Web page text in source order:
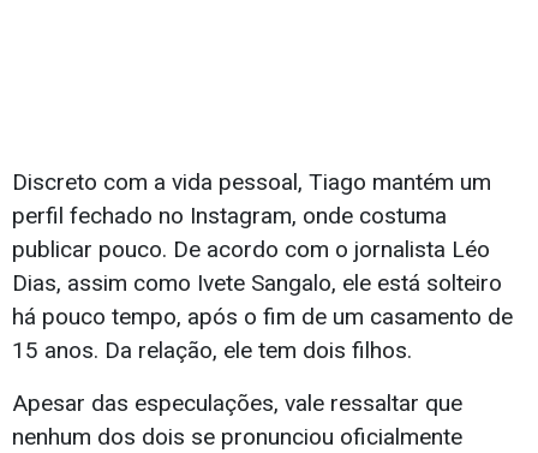
Discreto com a vida pessoal, Tiago mantém um
perfil fechado no Instagram, onde costuma
publicar pouco. De acordo com o jornalista Léo
Dias, assim como Ivete Sangalo, ele está solteiro
há pouco tempo, após o fim de um casamento de
15 anos. Da relação, ele tem dois filhos.
Apesar das especulações, vale ressaltar que
nenhum dos dois se pronunciou oficialmente